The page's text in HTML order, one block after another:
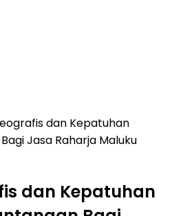
dan Kepatuhan
Jasa Raharja Maluku
dan Kepatuhan